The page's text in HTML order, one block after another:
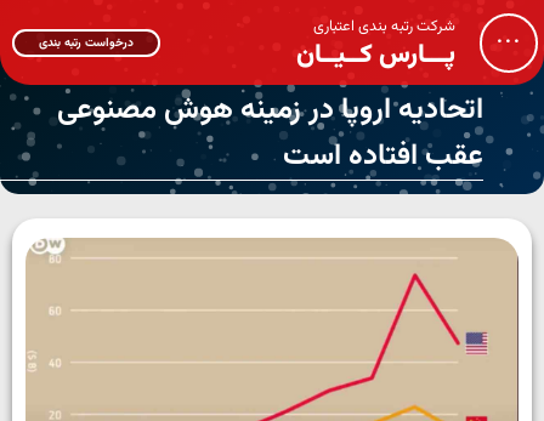
... شرکت رتبه بندی اعتباری
پـــارس کــیــان درخواست رتبه بندی
اتحادیه اروپا در زمینه هوش مصنوعی
عقب افتاده است